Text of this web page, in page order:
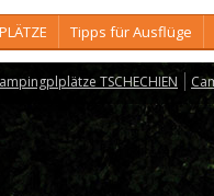
Tipps für Ausflüge
TSCHECHIEN